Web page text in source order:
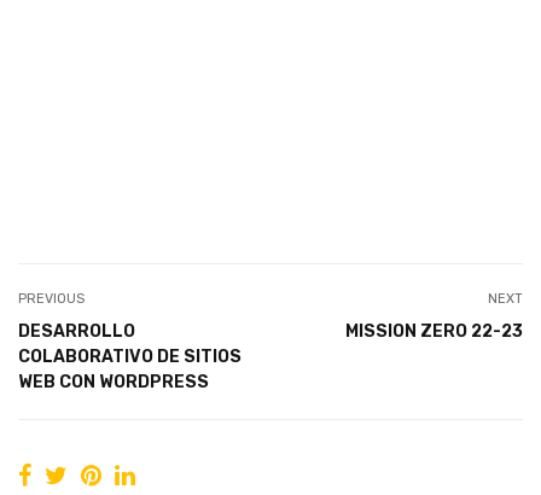
PREVIOUS
DESARROLLO
COLABORATIVO DE SITIOS
WEB CON WORDPRESS
NEXT
MISSION ZERO 22-23